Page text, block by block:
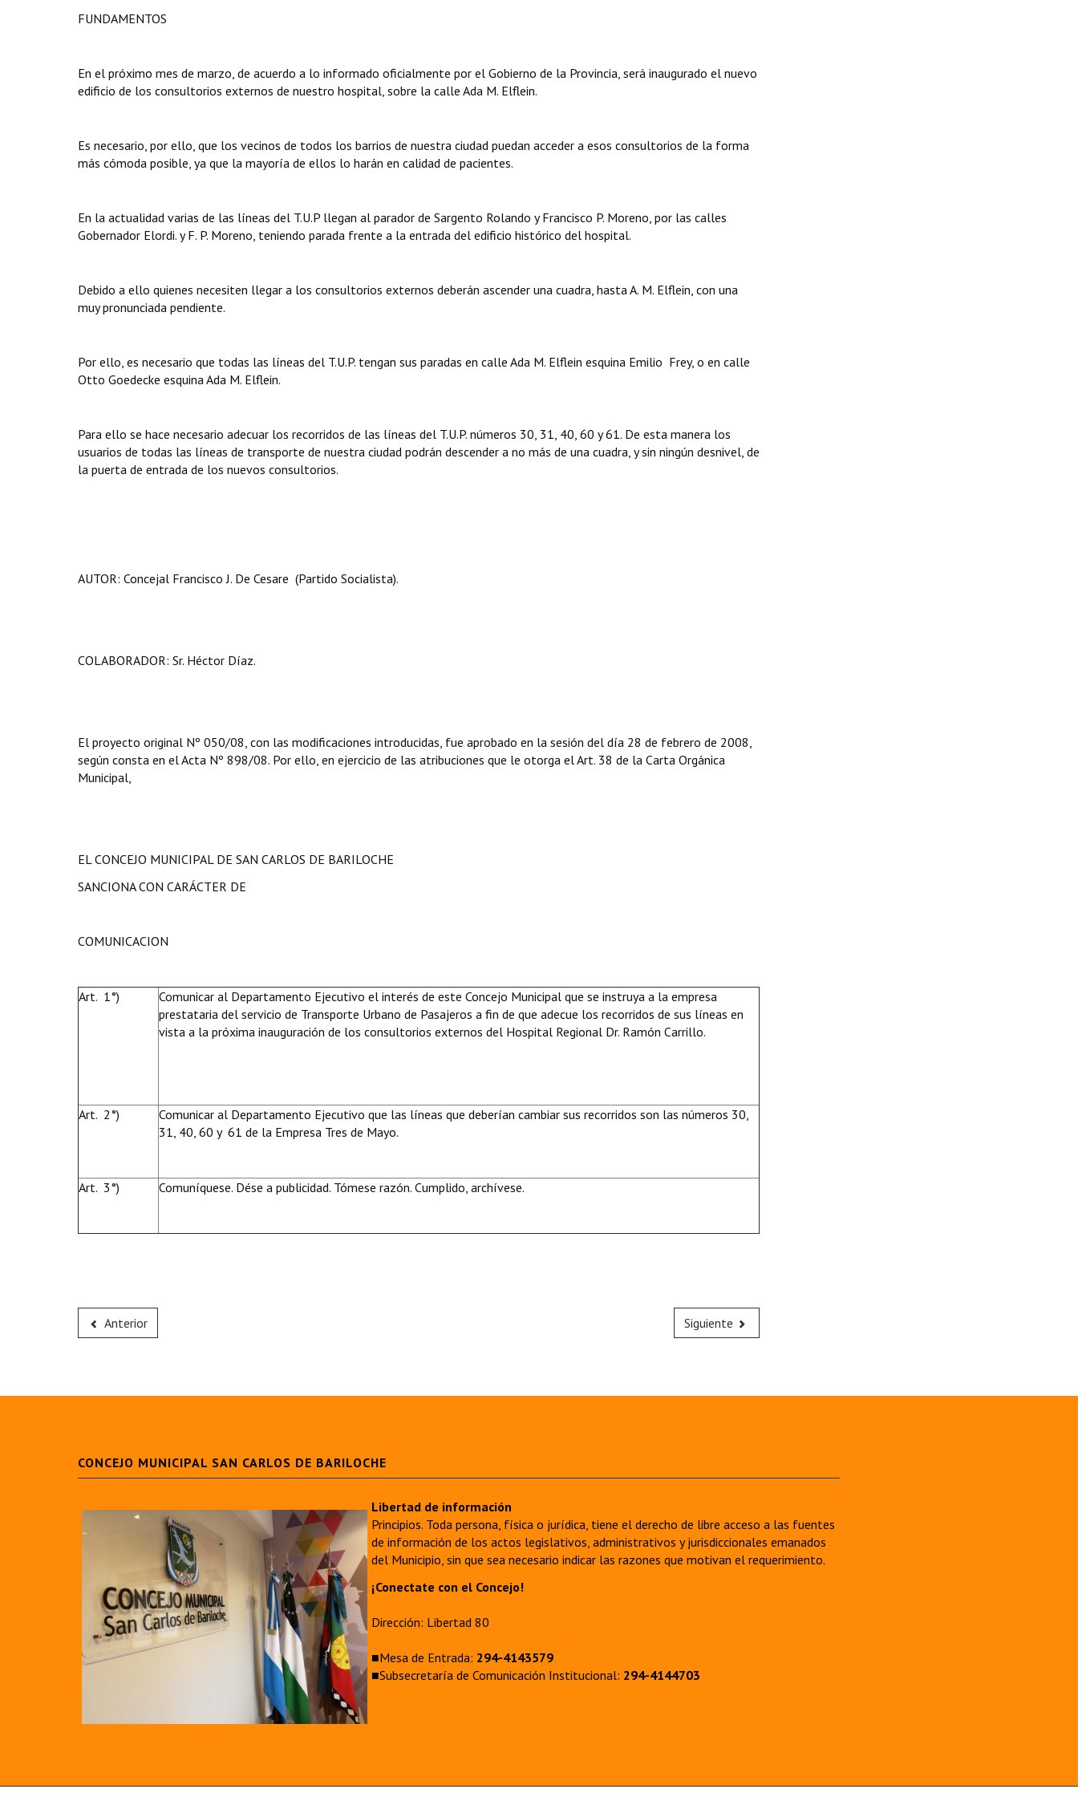
FUNDAMENTOS
En el próximo mes de marzo, de acuerdo a lo informado oficialmente por el Gobierno de la Provincia, será inaugurado el nuevo
edificio de los consultorios externos de nuestro hospital, sobre la calle Ada M. Elflein.
Es necesario, por ello, que los vecinos de todos los barrios de nuestra ciudad puedan acceder a esos consultorios de la forma
más cómoda posible, ya que la mayoría de ellos lo harán en calidad de pacientes.
En la actualidad varias de las líneas del T.U.P llegan al parador de Sargento Rolando y Francisco P. Moreno, por las calles
Gobernador Elordi. y F. P. Moreno, teniendo parada frente a la entrada del edificio histórico del hospital.
Debido a ello quienes necesiten llegar a los consultorios externos deberán ascender una cuadra, hasta A. M. Elflein, con una
muy pronunciada pendiente.
Por ello, es necesario que todas las líneas del T.U.P. tengan sus paradas en calle Ada M. Elflein esquina Emilio Frey, o en calle
Otto Goedecke esquina Ada M. Elflein.
Para ello se hace necesario adecuar los recorridos de las líneas del T.U.P. números 30, 31, 40, 60 y 61. De esta manera los
usuarios de todas las líneas de transporte de nuestra ciudad podrán descender a no más de una cuadra, y sin ningún desnivel, de
la puerta de entrada de los nuevos consultorios.
AUTOR: Concejal Francisco J. De Cesare (Partido Socialista).
COLABORADOR: Sr. Héctor Díaz.
El proyecto original Nº 050/08, con las modificaciones introducidas, fue aprobado en la sesión del día 28 de febrero de 2008,
según consta en el Acta Nº 898/08. Por ello, en ejercicio de las atribuciones que le otorga el Art. 38 de la Carta Orgánica
Municipal,
EL CONCEJO MUNICIPAL DE SAN CARLOS DE BARILOCHE
SANCIONA CON CARÁCTER DE
COMUNICACION
Art. 1°)
Comunicar al Departamento Ejecutivo el interés de este Concejo Municipal que se instruya a la empresa
prestataria del servicio de Transporte Urbano de Pasajeros a fin de que adecue los recorridos de sus líneas en
vista a la próxima inauguración de los consultorios externos del Hospital Regional Dr. Ramón Carrillo.
Art. 2°)
Comunicar al Departamento Ejecutivo que las líneas que deberían cambiar sus recorridos son las números 30,
31, 40, 60 y 61 de la Empresa Tres de Mayo.
Art. 3°) Comuníquese. Dése a publicidad. Tómese razón. Cumplido, archívese.
Anterior Siguiente
CONCEJO MUNICIPAL SAN CARLOS DE BARILOCHE
Libertad de información
Principios. Toda persona, física o jurídica, tiene el derecho de libre acceso a las fuentes
de información de los actos legislativos, administrativos y jurisdiccionales emanados
del Municipio, sin que sea necesario indicar las razones que motivan el requerimiento.
¡Conectate con el Concejo!
Dirección: Libertad 80
■Mesa de Entrada: 294-4143579
■Subsecretaría de Comunicación Institucional: 294-4144703